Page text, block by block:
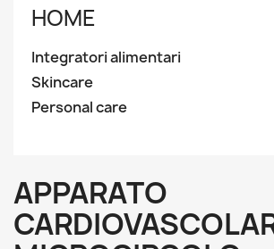
HOME
Integratori alimentari
Skincare
Personal care
APPARATO